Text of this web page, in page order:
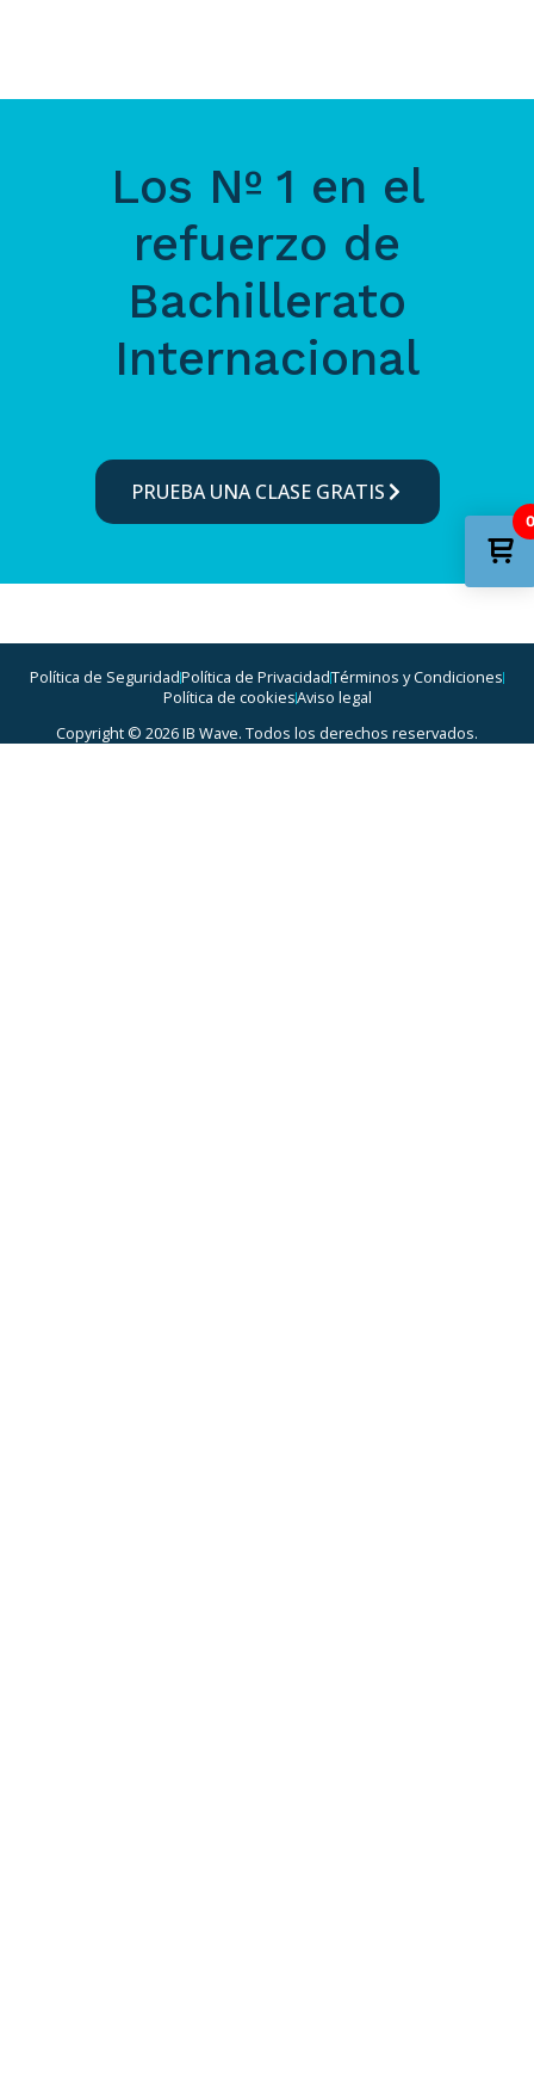
Los Nº 1 en el
refuerzo de
Bachillerato
Internacional
PRUEBA UNA CLASE GRATIS
Copyright © 2026 IB Wave. Todos los derechos reservados.
Política de SeguridadPolítica de PrivacidadTérminos y Condiciones
Política de cookiesAviso legal
0